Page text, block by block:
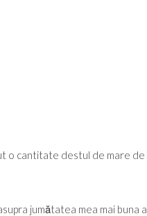
o cantitate destul de mare de
jumătatea mea mai buna a